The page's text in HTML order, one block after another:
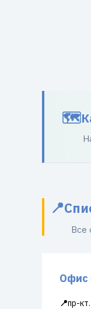
Все
Офис
📍пр-